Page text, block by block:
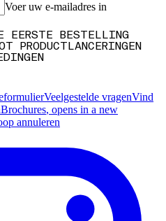
Voer uw e-mailadres in
EERSTE BESTELLING
PRODUCTLANCERINGEN
Veelgestelde vragenVind
Brochures, opens in a new
annuleren